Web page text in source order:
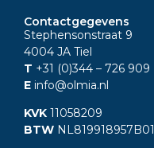
Contactgegevens
Stephensonstraat 9
4004 JA Tiel
T +31 (0)344 – 726 909
E info@olmia.nl
KVK 11058209
BTW NL819918957B01